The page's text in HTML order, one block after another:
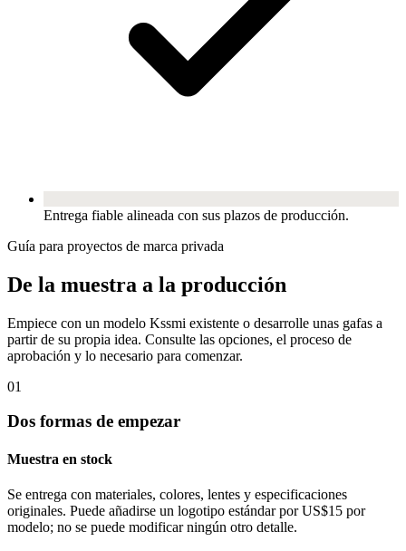
Entrega fiable alineada con sus plazos de producción.
Guía para proyectos de marca privada
De la muestra a la producción
Empiece con un modelo Kssmi existente o desarrolle unas gafas a
partir de su propia idea. Consulte las opciones, el proceso de
aprobación y lo necesario para comenzar.
01
Dos formas de empezar
Muestra en stock
Se entrega con materiales, colores, lentes y especificaciones
originales. Puede añadirse un logotipo estándar por US$15 por
modelo; no se puede modificar ningún otro detalle.